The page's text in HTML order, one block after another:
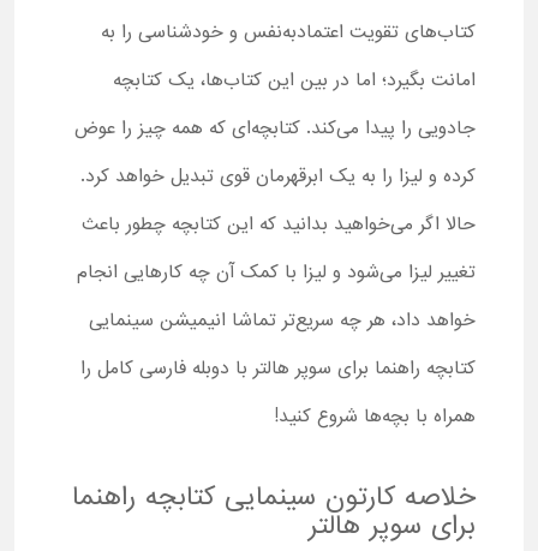
کتاب‌های تقویت اعتمادبه‌نفس و خودشناسی را به
امانت بگیرد؛ اما در بین این کتاب‌ها، یک کتابچه
جادویی را پیدا می‌کند. کتابچه‌ای که همه چیز را عوض
کرده و لیزا را به یک ابرقهرمان قوی تبدیل خواهد کرد.
حالا اگر می‌خواهید بدانید که این کتابچه چطور باعث
تغییر لیزا می‌شود و لیزا با کمک آن چه کارهایی انجام
خواهد داد، هر چه سریع‌تر تماشا انیمیشن سینمایی
کتابچه راهنما برای سوپر هالتر با دوبله فارسی کامل را
همراه با بچه‌ها شروع کنید!
خلاصه کارتون سینمایی کتابچه راهنما
برای سوپر هالتر